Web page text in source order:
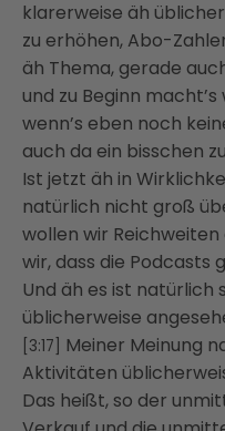
klarerweise äh
zu erhöhen, Abo-
äh Thema, gerade
und zu Beginn
wenn’s eben noch
auch da ein bisschen
Ist jetzt äh in
natürlich nicht groß
wollen wir
wir, dass die Podcasts
Und äh es ist natürlich
üblicherweise
[3:17]
Meiner Meinung
Aktivitäten
Das heißt, so der